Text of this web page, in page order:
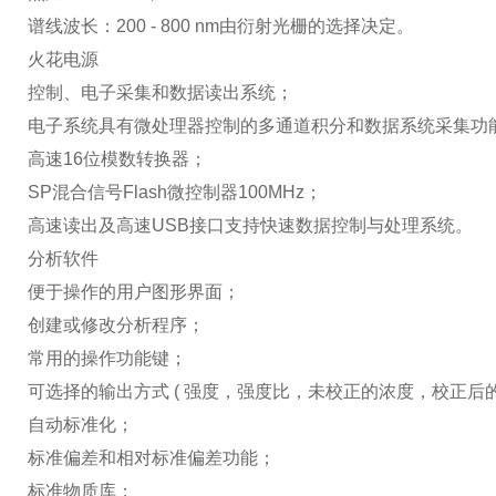
谱线波长：200 - 800 nm由衍射光栅的选择决定。
火花电源
控制、电子采集和数据读出系统；
电子系统具有微处理器控制的多通道积分和数据系统采集功
高速16位模数转换器；
SP混合信号Flash微控制器100MHz；
高速读出及高速USB接口支持快速数据控制与处理系统。
分析软件
便于操作的用户图形界面；
创建或修改分析程序；
常用的操作功能键；
可选择的输出方式 ( 强度，强度比，未校正的浓度，校正后
自动标准化；
标准偏差和相对标准偏差功能；
标准物质库；